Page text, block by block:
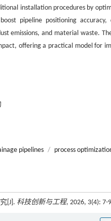
installation procedures by
pipeline positioning
emissions, and material waste.
offering a practical model for
pipelines / process
[J]. 科技创新与工程, 2026, 3(4): 7-